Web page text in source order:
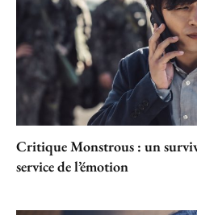
Critique Monstrous : un
service de l’émotion